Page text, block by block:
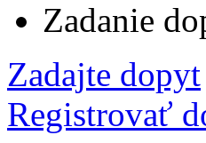
Zadanie
Zadajte dopyt
Registrovať